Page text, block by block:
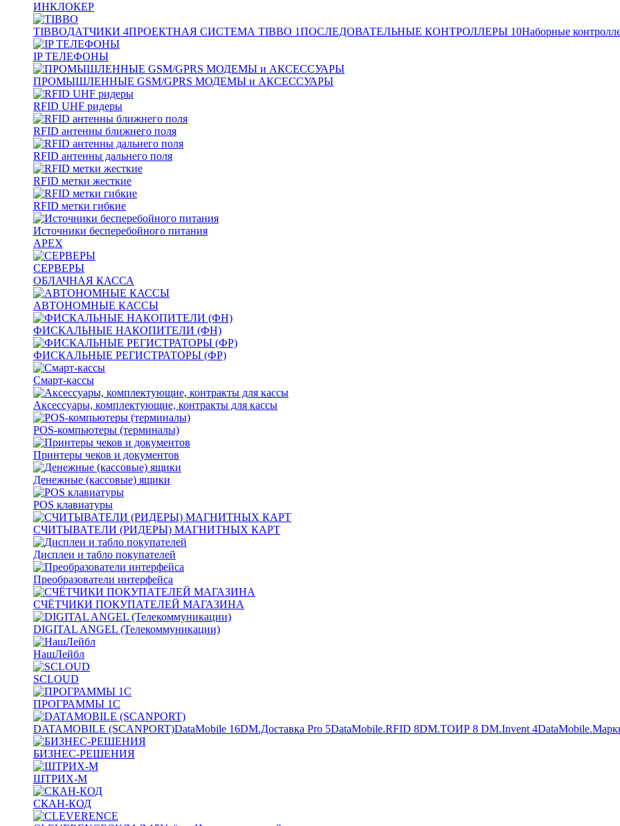
ИНКЛОКЕР
TIBBOДАТЧИКИ 4ПРОЕКТНАЯ СИСТЕМА TIBBO 1ПОСЛЕДОВАТЕЛЬНЫЕ КОНТРОЛЛЕРЫ 10Наборные
IP ТЕЛЕФОНЫ
ПРОМЫШЛЕННЫЕ GSM/GPRS МОДЕМЫ и АКСЕССУАРЫ
RFID UHF ридеры
RFID антенны ближнего поля
RFID антенны дальнего поля
RFID метки жесткие
RFID метки гибкие
Источники бесперебойного питания
APEX
СЕРВЕРЫ
ОБЛАЧНАЯ КАССА
АВТОНОМНЫЕ КАССЫ
ФИСКАЛЬНЫЕ НАКОПИТЕЛИ (ФН)
ФИСКАЛЬНЫЕ РЕГИСТРАТОРЫ (ФР)
Смарт-кассы
Аксессуары, комплектующие, контракты для кассы
POS-компьютеры (терминалы)
Принтеры чеков и документов
Денежные (кассовые) ящики
POS клавиатуры
СЧИТЫВАТЕЛИ (РИДЕРЫ) МАГНИТНЫХ КАРТ
Дисплеи и табло покупателей
Преобразователи интерфейса
СЧЁТЧИКИ ПОКУПАТЕЛЕЙ МАГАЗИНА
DIGITAL ANGEL (Телекоммуникации)
НашЛейбл
SCLOUD
ПРОГРАММЫ 1С
DATAMOBILE (SCANPORT)DataMobile 16DM.Доставка Pro 5DataMobile.RFID 8DM.ТОИР 8 DM.Invent 4
БИЗНЕС-РЕШЕНИЯ
ШТРИХ-М
СКАН-КОД